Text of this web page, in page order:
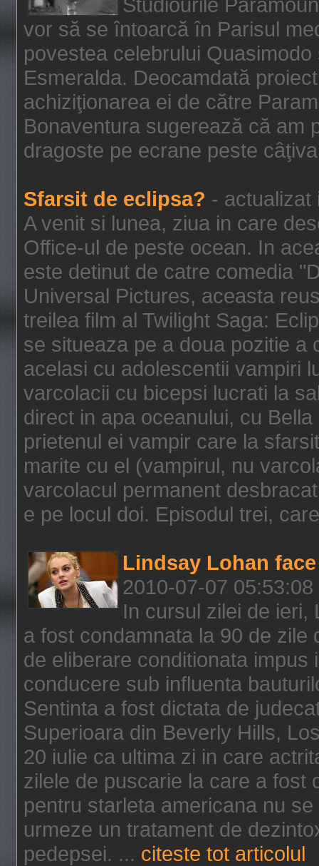
vor să se întoarcă în Parisul
povestea celebrului
Esmeralda. Deocamdată
achiziţionarea ei de către
Bonaventura sugerează că am
dragoste pe ecrane peste
Sfarsit de eclipsa? - actualizat
A venit si lunea, ziua in care
Office-ul de peste ocean. In
este detinut de catre comedia
Universal Pictures, aceasta
treilea film al Twilight Saga:
se situeaza pe a doua pozitie a
acelasi cu adolescentii vampiri
varcolacii cu bicepsi lucrati la
direct in apa oceanului, cu
prietenul ei vampir care la
marite cu el (vampirul, nu
varcolacul permanent
e pe locul doi. Episodul trei,
Lindsay Lohan
2010-07-07 05:53:08
In cursul zilei de ieri,
a fost condamnata la 90 de
de eliberare conditionata
conducere sub influenta
Sentinta a fost dictata de
Superioara din Beverly Hills,
20 iulie ca ultima zi in care
zilele de puscarie la care a fost
pentru starleta americana nu
urmeze un tratament de
pedepsei. ... citeste tot articolul